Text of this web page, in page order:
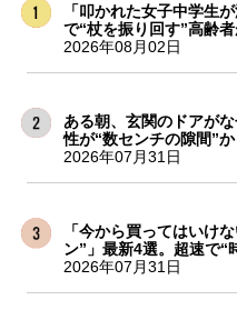
「叩かれた女子中学生
で“杖を振り回す”高齢
2026年08月02日
ある朝、玄関のドアが
性が“数センチの隙間”
2026年07月31日
「今から買ってはいけ
ン”」最新4選。超速で“
2026年07月31日